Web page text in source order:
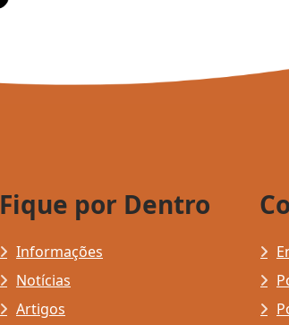
Fique por Dentro
Informações
Notícias
Artigos